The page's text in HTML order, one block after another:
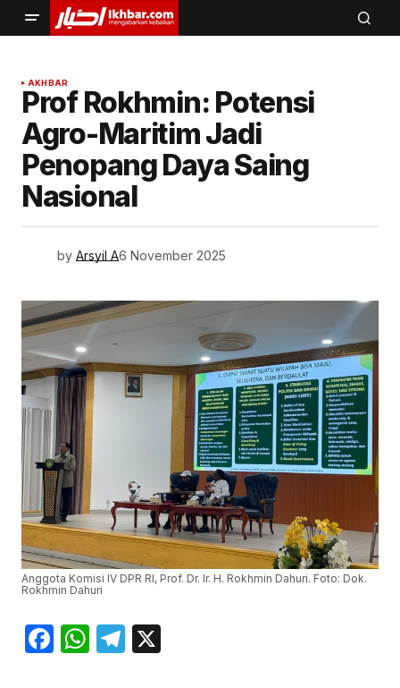
AKHBAR
Prof Rokhmin: Potensi
Agro-Maritim Jadi
Penopang Daya Saing
Nasional
by Arsyil A6 November 2025
Anggota Komisi IV DPR RI, Prof. Dr. Ir. H. Rokhmin Dahuri. Foto: Dok.
Rokhmin Dahuri
Facebook
WhatsApp
Telegram